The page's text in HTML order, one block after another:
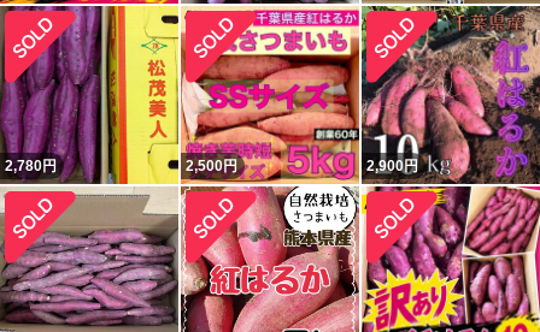
2,780円 2,500円 2,900円